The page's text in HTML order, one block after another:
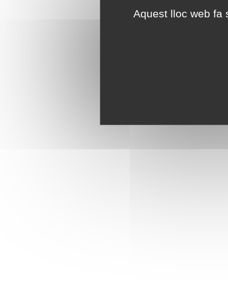
Aquest lloc web fa